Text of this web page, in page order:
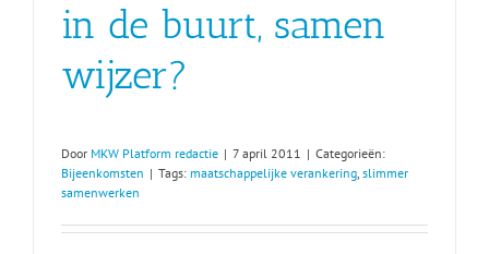
in de buurt, samen
wijzer?
Door MKW Platform redactie | 7 april 2011 | Categorieën:
Bijeenkomsten | Tags: maatschappelijke verankering slimmer
samenwerken